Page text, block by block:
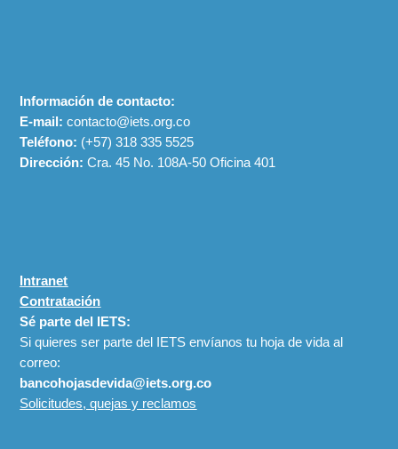
Información de contacto:
E-mail: contacto@iets.org.co
Teléfono: (+57)318 335 5525
Dirección: Cra. 45 No. 108A-50 Oficina 401
Intranet
Contratación
Sé parte del IETS:
Si quieres ser parte del IETS envíanos tu hoja de vida al
correo:
bancohojasdevida@iets.org.co
Solicitudes, quejas y reclamos